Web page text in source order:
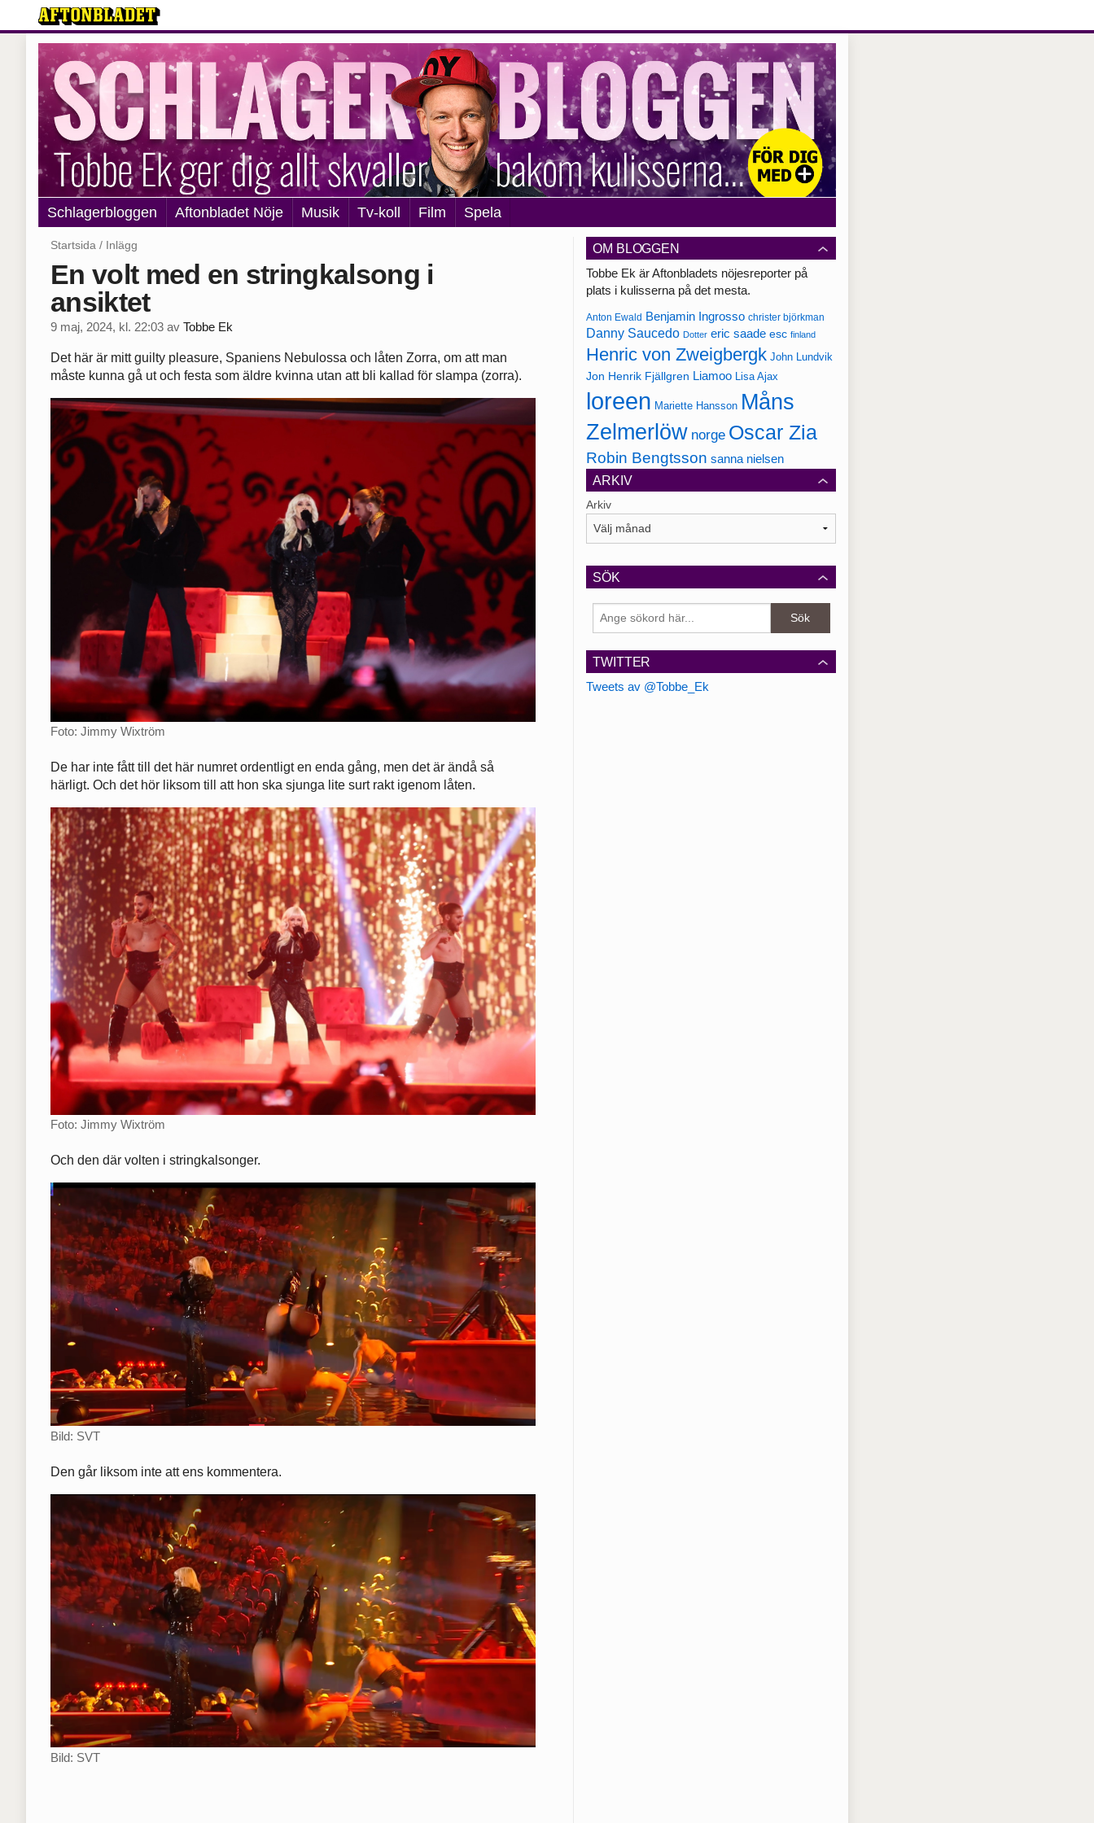
Schlagerbloggen Aftonbladet Nöje Musik Tv-koll Film Spela
Startsida / Inlägg
En volt med en stringkalsong i
ansiktet
9 maj, 2024, kl. 22:03 av Tobbe Ek
Det här är mitt guilty pleasure, Spaniens Nebulossa och låten Zorra, om att man
måste kunna gå ut och festa som äldre kvinna utan att bli kallad för slampa (zorra).
Foto: Jimmy Wixtröm
De har inte fått till det här numret ordentligt en enda gång, men det är ändå så
härligt. Och det hör liksom till att hon ska sjunga lite surt rakt igenom låten.
Foto: Jimmy Wixtröm
Och den där volten i stringkalsonger.
Bild: SVT
Den går liksom inte att ens kommentera.
Bild: SVT
OM BLOGGEN
Tobbe Ek är Aftonbladets nöjesreporter på
plats i kulisserna på det mesta.
Anton Ewald Benjamin Ingrosso christer björkman
Danny Saucedo Dotter eric saade esc finland
Henric von Zweigbergk John Lundvik
Jon Henrik Fjällgren Liamoo Lisa Ajax
loreen Mariette Hansson Måns
Zelmerlöw norge Oscar Zia
Robin Bengtsson sanna nielsen
ARKIV
Arkiv
SÖK
TWITTER
Tweets av @Tobbe_Ek